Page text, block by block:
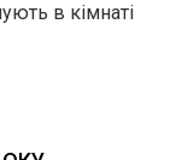
в кімнаті